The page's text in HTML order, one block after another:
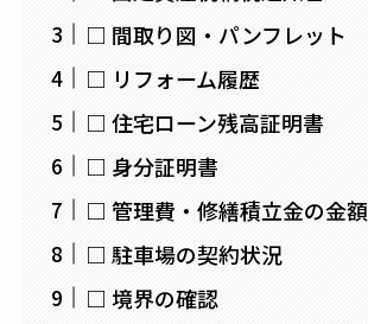
□ 間取り図・パンフレット
□ リフォーム履歴
□ 住宅ローン残高証明書
□ 身分証明書
□ 管理費・修繕積立金の金額
□ 駐車場の契約状況
□ 境界の確認